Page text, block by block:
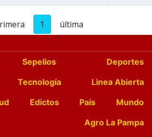
1 última
Sepelios
Deportes
Tecnología
Linea Abierta
Edictos País
Mundo
Agro La Pampa